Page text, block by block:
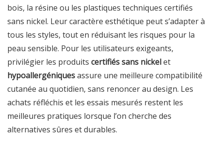
bois, la résine ou les plastiques techniques certifiés
sans nickel. Leur caractère esthétique peut s’adapter à
tous les styles, tout en réduisant les risques pour la
peau sensible. Pour les utilisateurs exigeants,
privilégier les produits certifiés sans nickelet
hypoallergéniquesassure une meilleure compatibilité
cutanée au quotidien, sans renoncer au design. Les
achats réfléchis et les essais mesurés restent les
meilleures pratiques lorsque l’on cherche des
alternatives sûres et durables.